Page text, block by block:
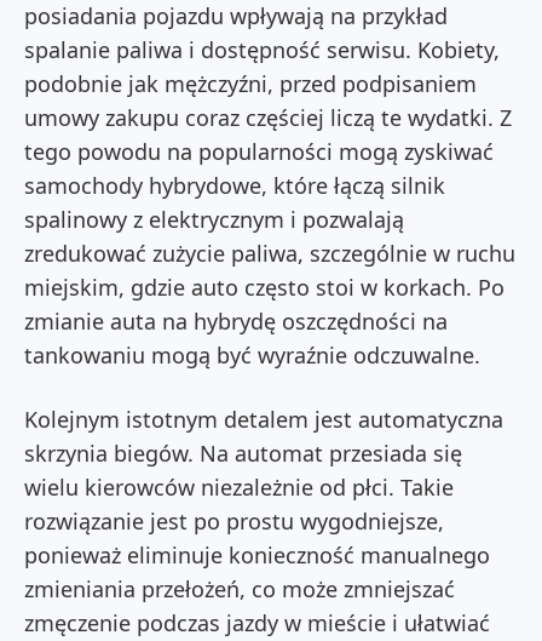
posiadania pojazdu wpływają na przykład
spalanie paliwa i dostępność serwisu. Kobiety,
podobnie jak mężczyźni, przed podpisaniem
umowy zakupu coraz częściej liczą te wydatki. Z
tego powodu na popularności mogą zyskiwać
samochody hybrydowe, które łączą silnik
spalinowy z elektrycznym i pozwalają
zredukować zużycie paliwa, szczególnie w ruchu
miejskim, gdzie auto często stoi w korkach. Po
zmianie auta na hybrydę oszczędności na
tankowaniu mogą być wyraźnie odczuwalne.
Kolejnym istotnym detalem jest automatyczna
skrzynia biegów. Na automat przesiada się
wielu kierowców niezależnie od płci. Takie
rozwiązanie jest po prostu wygodniejsze,
ponieważ eliminuje konieczność manualnego
zmieniania przełożeń, co może zmniejszać
zmęczenie podczas jazdy w mieście i ułatwiać